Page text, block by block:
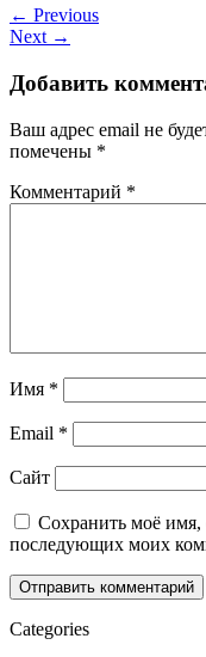
← Previous
Next →
Добавить
Ваш адрес email не
помечены *
Комментарий *
Имя *
Email *
Сайт
Сохранить моё имя,
последующих моих
Categories